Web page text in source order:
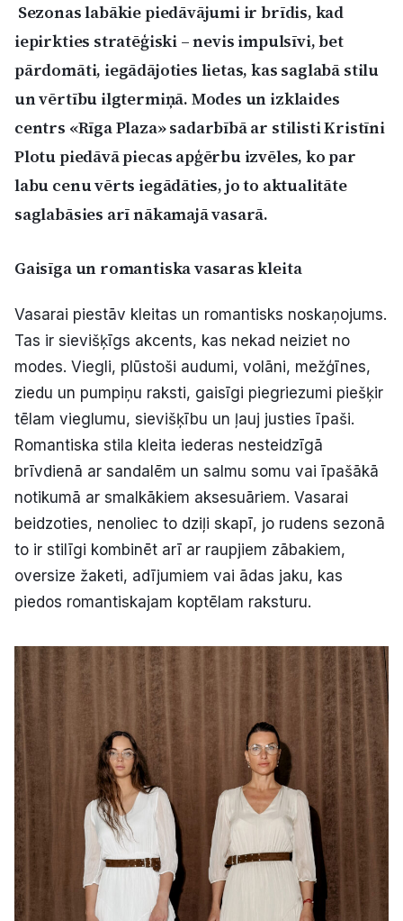
Par mums
Ziņo redakcijai
Abonē
Sezonas labākie piedāvājumi ir brīdis, kad
iepirkties stratēģiski – nevis impulsīvi, bet
pārdomāti, iegādājoties lietas, kas saglabā stilu
un vērtību ilgtermiņā. Modes un izklaides
centrs «Rīga Plaza» sadarbībā ar stilisti Kristīni
Plotu piedāvā piecas apģērbu izvēles, ko par
labu cenu vērts iegādāties, jo to aktualitāte
saglabāsies arī nākamajā vasarā.
Gaisīga un romantiska vasaras kleita
Vasarai piestāv kleitas un romantisks noskaņojums.
Tas ir sievišķīgs akcents, kas nekad neiziet no
modes. Viegli, plūstoši audumi, volāni, mežģīnes,
ziedu un pumpiņu raksti, gaisīgi piegriezumi piešķir
tēlam vieglumu, sievišķību un ļauj justies īpaši.
Romantiska stila kleita iederas nesteidzīgā
brīvdienā ar sandalēm un salmu somu vai īpašākā
notikumā ar smalkākiem aksesuāriem. Vasarai
beidzoties, nenoliec to dziļi skapī, jo rudens sezonā
to ir stilīgi kombinēt arī ar raupjiem zābakiem,
oversize žaketi, adījumiem vai ādas jaku, kas
piedos romantiskajam koptēlam raksturu.